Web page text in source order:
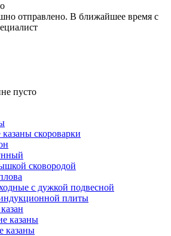
отправлено. В ближайшее время с
пусто
скороварки
сковородой
с дужкой подвесной
плиты
казаны
казаны